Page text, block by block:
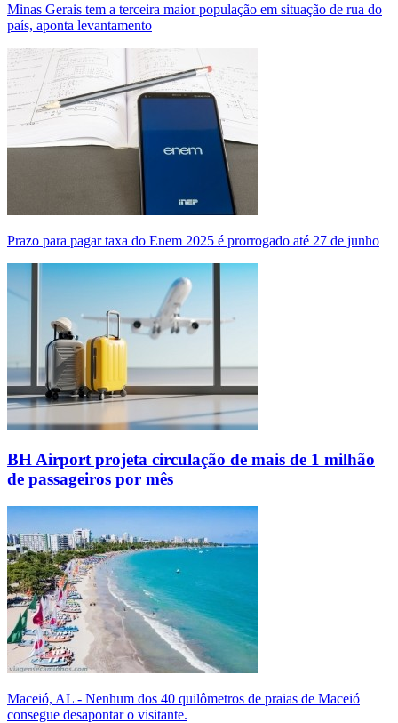
Minas Gerais tem a terceira maior população em situação de rua do
país, aponta levantamento
Prazo para pagar taxa do Enem 2025 é prorrogado até 27 de junho
BH Airport projeta circulação de mais de 1 milhão
de passageiros por mês
Maceió, AL - Nenhum dos 40 quilômetros de praias de Maceió
consegue desapontar o visitante.